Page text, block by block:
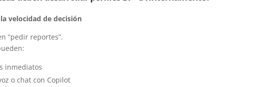
velocidad de decisión
“pedir reportes”.
inmediatos
o chat con Copilot